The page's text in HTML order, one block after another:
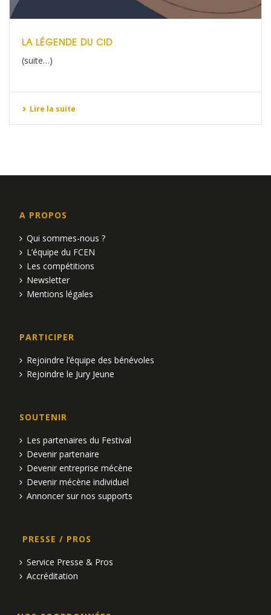
LA LÉGENDE DU CID
(suite…)
Lire la suite
A PROPOS
Qui sommes-nous ?
L’équipe du FCEN
Les compétitions
Newsletter
Mentions légales
PARTICIPER
Rejoindre l’équipe des bénévoles
Rejoindre le Jury Jeune
SOUTENIR
Les partenaires du Festival
Devenir partenaire
Devenir entreprise mécène
Devenir mécène individuel
Annoncer sur nos supports
PRESSE / PROS
Service Presse & Pros
Accréditation